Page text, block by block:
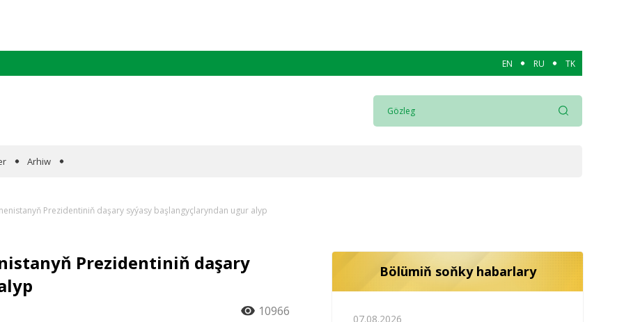
EN RU TK
Arhiw
Prezidentiniň daşary syýasy başlangyçlaryndan ugur alyp
Prezidentiniň daşary
10966
Bölümiň soňky habarlary
07.08.2026